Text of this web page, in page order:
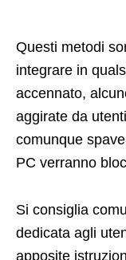
Questi metodi
integrare in
accennato,
aggirate da
comunque
PC verranno
Si consiglia
dedicata agli
apposite